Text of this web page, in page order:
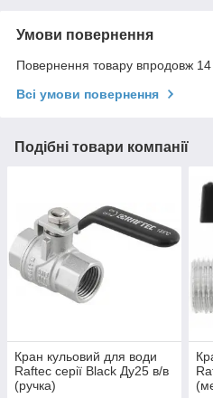
Умови повернення
Повернення товару впродовж 14
Всі умови повернення
Подібні товари компанії
Кран кульовий для води
Raftec серії Black Ду25 в/в
(ручка)